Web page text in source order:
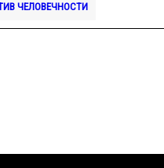
ЧЕЛОВЕЧНОСТИ